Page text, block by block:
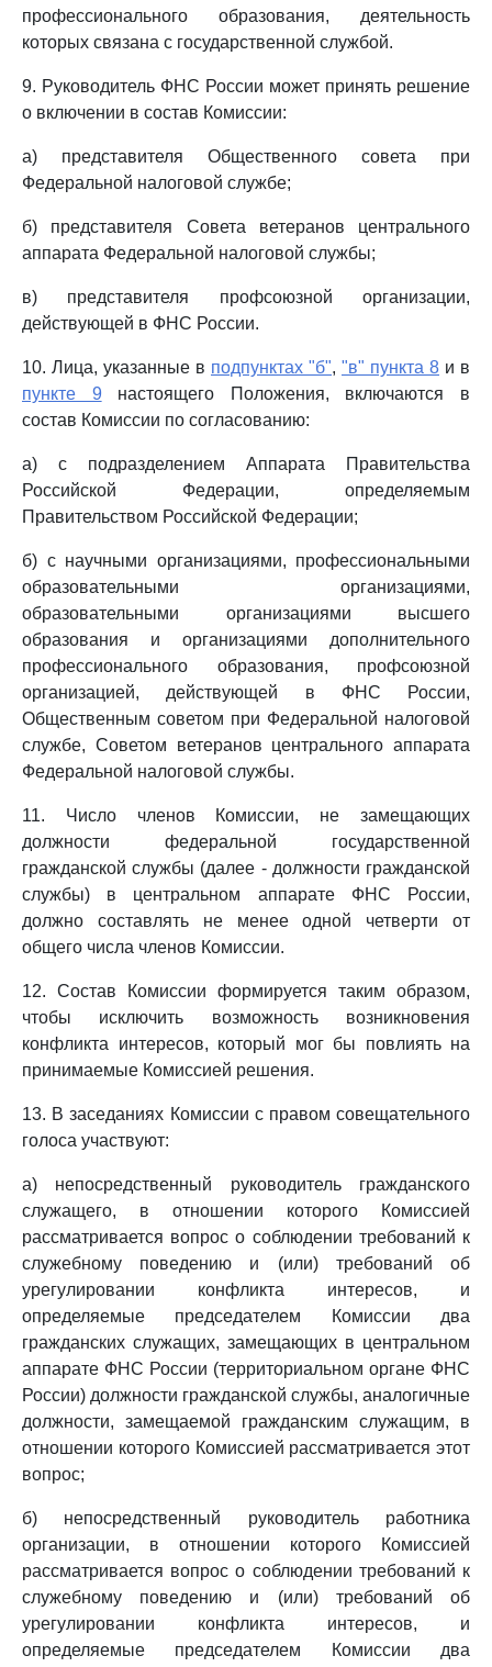
профессионального образования, деятельность
которых связана с государственной службой.
9. Руководитель ФНС России может принять решение
о включении в состав Комиссии:
а) представителя Общественного совета при
Федеральной налоговой службе;
б) представителя Совета ветеранов центрального
аппарата Федеральной налоговой службы;
в) представителя профсоюзной организации,
действующей в ФНС России.
10. Лица, указанные в подпунктах "б", "в" пункта 8 и в
пункте 9 настоящего Положения, включаются в
состав Комиссии по согласованию:
а) с подразделением Аппарата Правительства
Российской Федерации, определяемым
Правительством Российской Федерации;
б) с научными организациями, профессиональными
образовательными организациями,
образовательными организациями высшего
образования и организациями дополнительного
профессионального образования, профсоюзной
организацией, действующей в ФНС России,
Общественным советом при Федеральной налоговой
службе, Советом ветеранов центрального аппарата
Федеральной налоговой службы.
11. Число членов Комиссии, не замещающих
должности федеральной государственной
гражданской службы (далее - должности гражданской
службы) в центральном аппарате ФНС России,
должно составлять не менее одной четверти от
общего числа членов Комиссии.
12. Состав Комиссии формируется таким образом,
чтобы исключить возможность возникновения
конфликта интересов, который мог бы повлиять на
принимаемые Комиссией решения.
13. В заседаниях Комиссии с правом совещательного
голоса участвуют:
а) непосредственный руководитель гражданского
служащего, в отношении которого Комиссией
рассматривается вопрос о соблюдении требований к
служебному поведению и (или) требований об
урегулировании конфликта интересов, и
определяемые председателем Комиссии два
гражданских служащих, замещающих в центральном
аппарате ФНС России (территориальном органе ФНС
России) должности гражданской службы, аналогичные
должности, замещаемой гражданским служащим, в
отношении которого Комиссией рассматривается этот
вопрос;
б) непосредственный руководитель работника
организации, в отношении которого Комиссией
рассматривается вопрос о соблюдении требований к
служебному поведению и (или) требований об
урегулировании конфликта интересов, и
определяемые председателем Комиссии два